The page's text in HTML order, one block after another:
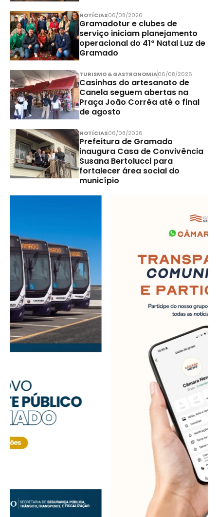
NOTÍCIAS06/08/2026
Gramadotur e clubes de
serviço iniciam planejamento
operacional do 41º Natal Luz de
Gramado
TURISMO & GASTRONOMIA06/08/2026
Casinhas do artesanato de
Canela seguem abertas na
Praça João Corrêa até o final
de agosto
NOTÍCIAS06/08/2026
Prefeitura de Gramado
inaugura Casa de Convivência
Susana Bertolucci para
fortalecer área social do
município